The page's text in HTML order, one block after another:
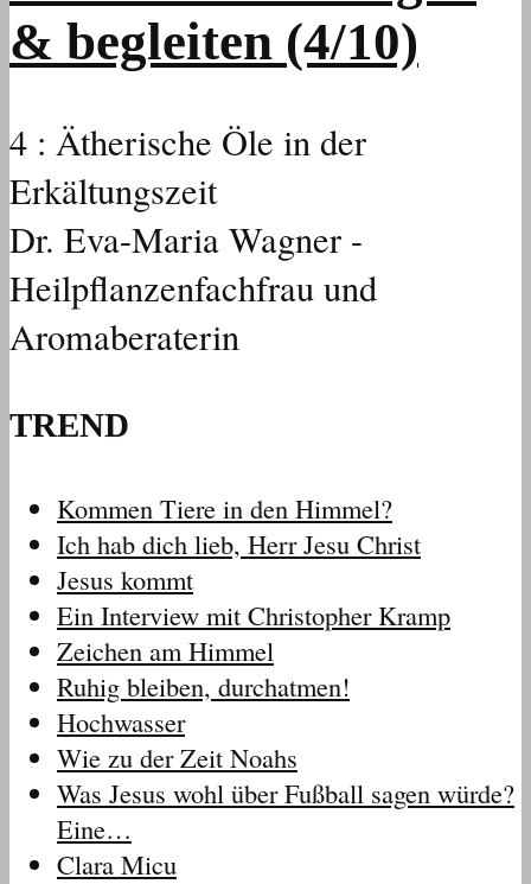
& begleiten (4/10)
4 : Ätherische Öle in der
Erkältungszeit
Dr. Eva-Maria Wagner -
Heilpflanzenfachfrau und
Aromaberaterin
TREND
Kommen Tiere in den Himmel?
Ich hab dich lieb, Herr Jesu Christ
Jesus kommt
Ein Interview mit Christopher Kramp
Zeichen am Himmel
Ruhig bleiben, durchatmen!
Hochwasser
Wie zu der Zeit Noahs
Was Jesus wohl über Fußball sagen würde?
Eine…
Clara Micu